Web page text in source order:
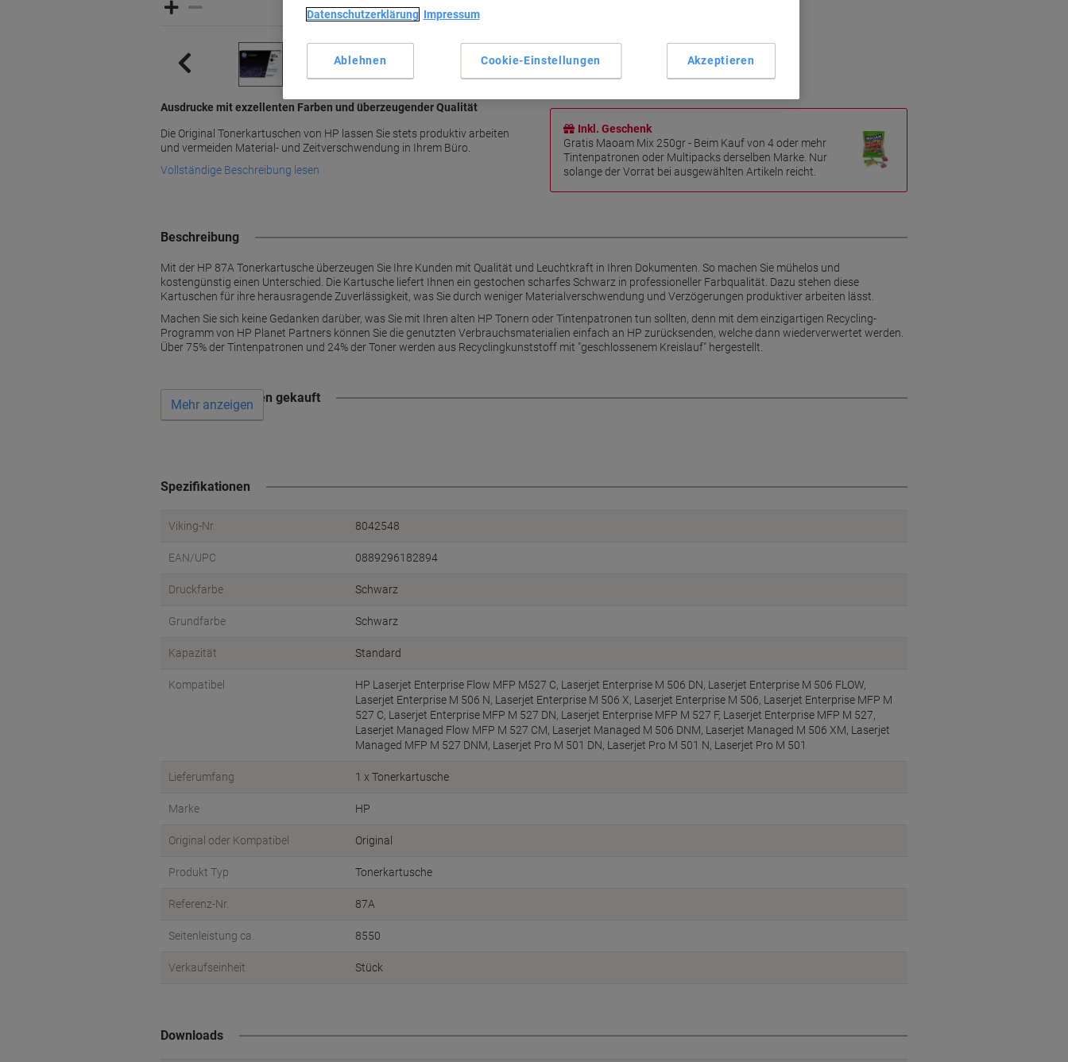
Ausdrucke mit exzellenten Farben und überzeugender Qualität
Die Original Tonerkartuschen von HP lassen Sie stets produktiv arbeiten
und vermeiden Material- und Zeitverschwendung in Ihrem Büro.
Vollständige Beschreibung lesen
Zuverlässige Leistung
Kostengünstiges Drucken
Mehr anzeigen
Inkl. Geschenk
Gratis Maoam Mix 250gr - Beim Kauf von 4 oder mehr
Tintenpatronen oder Multipacks derselben Marke. Nur
solange der Vorrat bei ausgewählten Artikeln reicht.
Beschreibung
Mit der HP 87A Tonerkartusche überzeugen Sie Ihre Kunden mit Qualität und Leuchtkraft in Ihren Dokumenten. So machen Sie mühelos und
kostengünstig einen Unterschied. Die Kartusche liefert Ihnen ein gestochen scharfes Schwarz in professioneller Farbqualität. Dazu stehen diese
Kartuschen für ihre herausragende Zuverlässigkeit, was Sie durch weniger Materialverschwendung und Verzögerungen produktiver arbeiten lässt.
Machen Sie sich keine Gedanken darüber, was Sie mit Ihren alten HP Tonern oder Tintenpatronen tun sollten, denn mit dem einzigartigen Recycling-
Programm von HP Planet Partners können Sie die genutzten Verbrauchsmaterialien einfach an HP zurücksenden, welche dann wiederverwertet werden.
Über 75% der Tintenpatronen und 24% der Toner werden aus Recyclingkunststoff mit "geschlossenem Kreislauf" hergestellt.
Wird oft zusammen gekauft
Mehr anzeigen
Spezifikationen
Viking-Nr. 8042548
EAN/UPC 0889296182894
Druckfarbe Schwarz
Grundfarbe Schwarz
Kapazität Standard
Kompatibel
HP Laserjet Enterprise Flow MFP M527 C, Laserjet Enterprise M 506 DN, Laserjet Enterprise M 506 FLOW,
Laserjet Enterprise M 506 N, Laserjet Enterprise M 506 X, Laserjet Enterprise M 506, Laserjet Enterprise MFP M
527 C, Laserjet Enterprise MFP M 527 DN, Laserjet Enterprise MFP M 527 F, Laserjet Enterprise MFP M 527,
Laserjet Managed Flow MFP M 527 CM, Laserjet Managed M 506 DNM, Laserjet Managed M 506 XM, Laserjet
Managed MFP M 527 DNM, Laserjet Pro M 501 DN, Laserjet Pro M 501 N, Laserjet Pro M 501
Lieferumfang 1 x Tonerkartusche
Marke HP
Original oder Kompatibel Original
Produkt Typ Tonerkartusche
Referenz-Nr. 87A
Seitenleistung ca. 8550
Verkaufseinheit Stück
Downloads
Datenschutzerklärung Impressum
Cookie-Einstellungen
Ablehnen Akzeptieren